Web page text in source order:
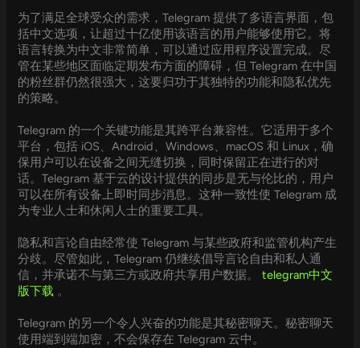
为了满足全球受众的需求，Telegram 提供了多语言界面，包
括中文选项，让超过十亿使用该语言的用户能够使用它。将
语言转换为中文非常简单，可以通过应用程序设置完成。尽
管在某些地区面临定期发布方面的障碍，但 Telegram 在中国
的粉丝群仍然很强大，这要归功于其独特的功能和隐私优先
的策略。
Telegram 的一个关键功能是其跨平台兼容性。它适用于多个
平台，包括 iOS、Android、Windows、macOS 和 Linux，确
保用户可以在设备之间无缝切换，同时保留正在进行的对
话。Telegram 基于云的设计提供的同步是无与伦比的，用户
可以在所有设备上即时同步消息。这种一致性使 Telegram 成
为专业人士和休闲人士的重要工具。
隐私和言论自由经常使 Telegram 与某些政府和监管机构产生
分歧。尽管如此，Telegram 仍继续倡导言论自由和私人通
信，并承诺不与第三方或政府共享用户数据。telegram中文
版下载 。
Telegram 的另一个令人兴奋的功能是其秘密聊天。秘密聊天
使用端到端加密，不会保存在 Telegram 云中。